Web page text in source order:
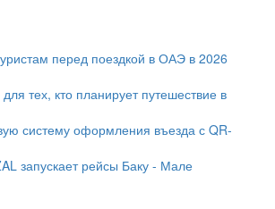
перед поездкой в ОАЭ в 2026
тех, кто планирует путешествие в
систему оформления въезда с QR-
запускает рейсы Баку - Мале